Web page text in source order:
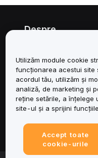
Despre
Asistență
Produse
Juridic
Utilizăm module cookie
funcționarea acestui site
acordul tău, utilizăm și
analiză, de marketing și
reține setările, a înțelege
site-ul și a sprijini
Accept toate
cookie-urile